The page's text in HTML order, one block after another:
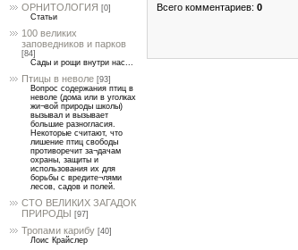
ОРНИТОЛОГИЯ [0]
Статьи
100 великих
заповедников и парков
[84]
Сады и рощи внутри нас...
Птицы в неволе [93]
Вопрос содержания птиц в
неволе (дома или в уголках
жи¬вой природы школы)
вызывал и вызывает
большие разногласия.
Некоторые считают, что
лишение птиц свободы
противоречит за¬дачам
охраны, защиты и
использования их для
борьбы с вредите¬лями
лесов, садов и полей.
СТО ВЕЛИКИХ ЗАГАДОК
ПРИРОДЫ [97]
Тропами карибу [40]
Лоис Крайслер
Всего комментариев: 0